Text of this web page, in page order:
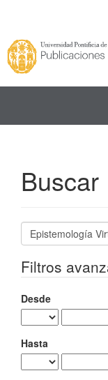
principal
Barra
lateral
Buscar
Buscar
artículos
Filtros
Desde
Hasta